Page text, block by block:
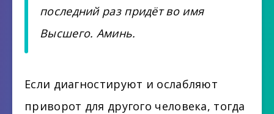
последний раз придёт во имя
Высшего. Аминь.
Если диагностируют и ослабляют
приворот для другого человека, тогда